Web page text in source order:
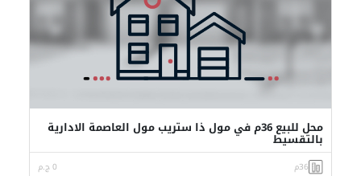
محل للبيع 36م في مول ذا ستريب مول العاصمة الادارية
بالتقسيط
36م 0 ج.م